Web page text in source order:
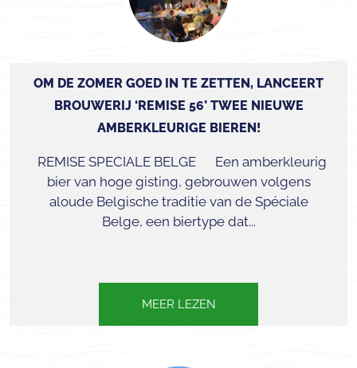
OM DE ZOMER GOED IN TE ZETTEN, LANCEERT
BROUWERIJ ‘REMISE 56’ TWEE NIEUWE
AMBERKLEURIGE BIEREN!
REMISE SPECIALE BELGE Een amberkleurig
bier van hoge gisting, gebrouwen volgens
aloude Belgische traditie van de Spéciale
Belge, een biertype dat...
MEER LEZEN